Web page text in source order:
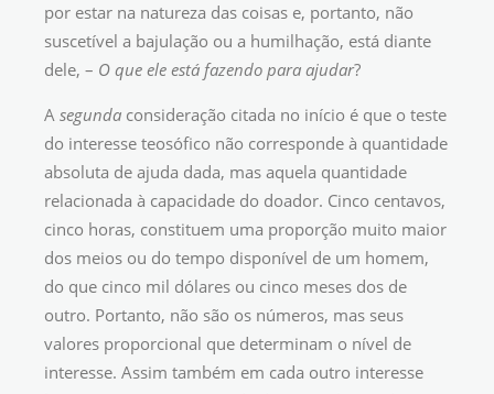
por estar na natureza das coisas e, portanto, não
suscetível a bajulação ou a humilhação, está diante
dele, – O que ele está fazendo para ajudar?
A segunda consideração citada no início é que o teste
do interesse teosófico não corresponde à quantidade
absoluta de ajuda dada, mas aquela quantidade
relacionada à capacidade do doador. Cinco centavos,
cinco horas, constituem uma proporção muito maior
dos meios ou do tempo disponível de um homem,
do que cinco mil dólares ou cinco meses dos de
outro. Portanto, não são os números, mas seus
valores proporcional que determinam o nível de
interesse. Assim também em cada outro interesse